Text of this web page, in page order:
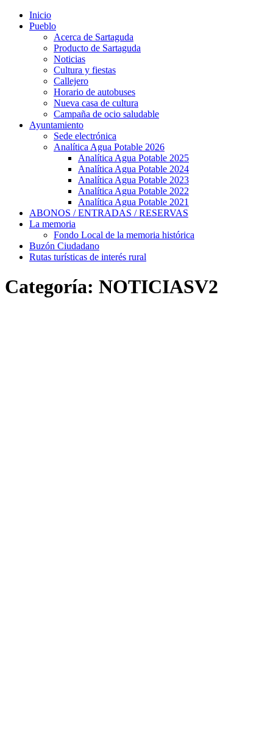
Inicio
Pueblo
Acerca de Sartaguda
Producto de Sartaguda
Noticias
Cultura y fiestas
Callejero
Horario de autobuses
Nueva casa de cultura
Campaña de ocio saludable
Ayuntamiento
Sede electrónica
Analítica Agua Potable 2026
Analítica Agua Potable 2025
Analítica Agua Potable 2024
Analítica Agua Potable 2023
Analítica Agua Potable 2022
Analítica Agua Potable 2021
ABONOS / ENTRADAS / RESERVAS
La memoria
Fondo Local de la memoria histórica
Buzón Ciudadano
Rutas turísticas de interés rural
Categoría: NOTICIASV2